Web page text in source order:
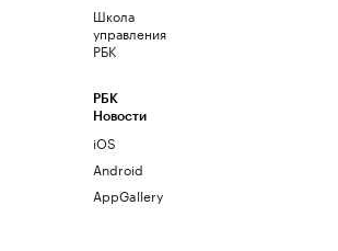
Школа
управления
РБК
РБК
Новости
iOS
Android
AppGallery